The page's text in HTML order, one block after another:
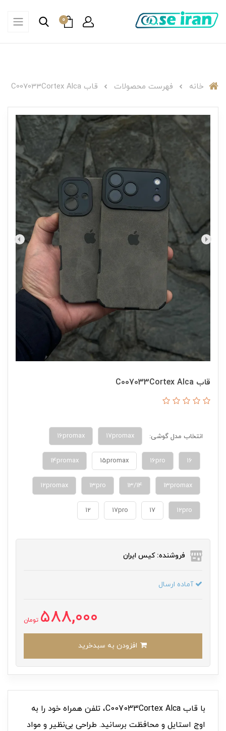
0
خانه فهرست محصولات قاب C007033Cortex Alca
قاب C007033Cortex Alca
انتخاب مدل گوشی: 17promax
16promax
16
16pro
15promax
14promax
13promax
13/14
13pro
12promax
12pro
17
17pro
12
فروشنده: کیس ایران
آماده ارسال
588,000 تومان
با قاب C007033Cortex Alca، تلفن همراه خود را به
اوج استایل و محافظت برسانید. طراحی بی‌نظیر و مواد